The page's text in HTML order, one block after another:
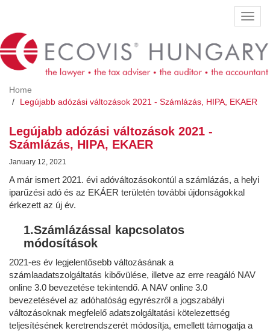
content
Home
Legújabb adózási változások 2021 - Számlázás, HIPA, EKAER
Legújabb adózási változások 2021 -
Számlázás, HIPA, EKAER
January 12, 2021
A már ismert 2021. évi adóváltozásokontúl a számlázás, a helyi
iparűzési adó és az EKÁER területén további újdonságokkal
érkezett az új év.
1.Számlázással kapcsolatos
módosítások
2021-es év legjelentősebb változásának a
számlaadatszolgáltatás kibővülése, illetve az erre reagáló NAV
online 3.0 bevezetése tekintendő. A NAV online 3.0
bevezetésével az adóhatóság egyrészről a jogszabályi
változásoknak megfelelő adatszolgáltatási kötelezettség
teljesítésének keretrendszerét módosítja, emellett támogatja a